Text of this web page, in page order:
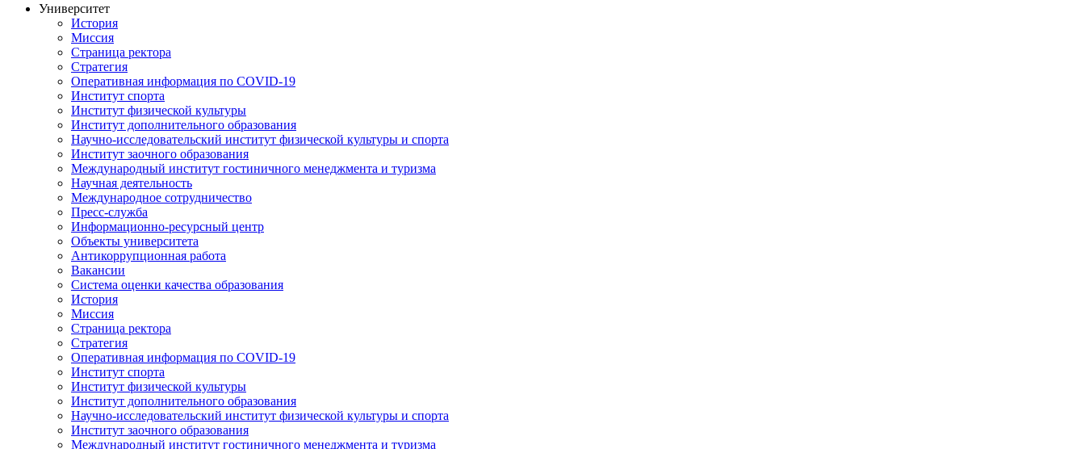
Университет
История
Миссия
Страница ректора
Стратегия
Оперативная информация по COVID-19
Институт спорта
Институт физической культуры
Институт дополнительного образования
Научно-исследовательский институт физической культуры и спорта
Институт заочного образования
Международный институт гостиничного менеджмента и туризма
Научная деятельность
Международное сотрудничество
Пресс-служба
Информационно-ресурсный центр
Объекты университета
Антикоррупционная работа
Вакансии
Система оценки качества образования
История
Миссия
Страница ректора
Стратегия
Оперативная информация по COVID-19
Институт спорта
Институт физической культуры
Институт дополнительного образования
Научно-исследовательский институт физической культуры и спорта
Институт заочного образования
Международный институт гостиничного менеджмента и туризма